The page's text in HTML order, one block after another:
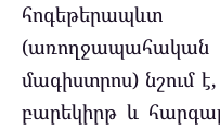
մագիստրոս) նշում
բարեկիրթ և